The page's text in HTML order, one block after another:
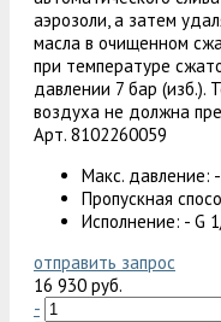
Арт. 8102260059
Макс. давление:
Пропускная
Исполнение: - G
отправить запрос
16 930 руб.
-